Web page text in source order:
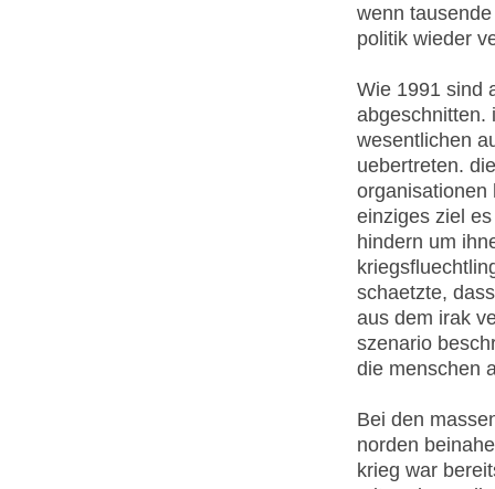
wenn
politik wieder
Wie 1991 sind
abgeschnitten.
wesentlichen
uebertreten.
organisationen
einziges ziel
hindern um
schaetzte,
aus dem irak
szenario
die menschen
Bei den
norden
krieg war